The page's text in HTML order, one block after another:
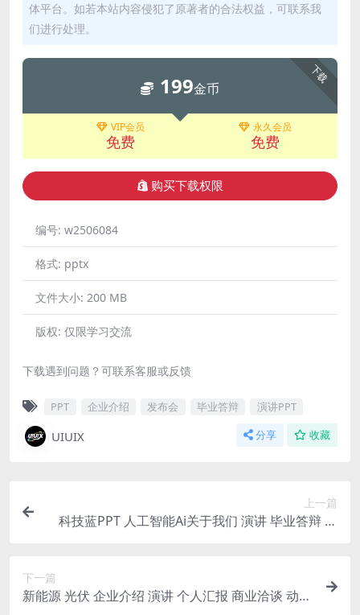
体平台。如若本站内容侵犯了原著者的合法权益，可联系我
们进行处理。
下载
199金币
VIP会员
免费
永久会员
免费
购买下载权限
编号: w2506084
格式: pptx
文件大小: 200 MB
版权: 仅限学习交流
下载遇到问题？可联系客服或反馈
PPT 企业介绍 发布会 毕业答辩 演讲PPT
UIUIX 分享 收藏
上一篇
科技蓝PPT 人工智能Ai关于我们 演讲 毕业答辩 汇
下一篇
新能源 光伏 企业介绍 演讲 个人汇报 商业洽谈 动态